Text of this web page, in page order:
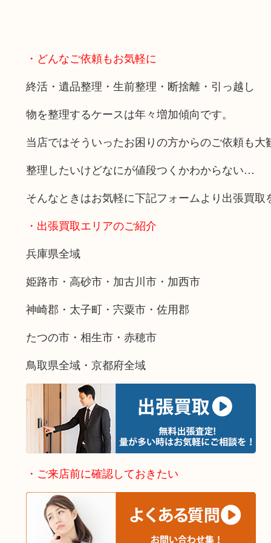
・どんなご依頼もお気軽に
終活・遺品整理・生前整理・断捨離・引っ越し
物を整理するケースは年々増加傾向です。
当店ではそういったお困りの方からのご依頼も大
整理したいけどなにが値段つくかわからない…
そんなときはお気軽に下記フォームより出張買取
・出張買取エリアのご紹介
兵庫県全域
姫路市・高砂市・加古川市・加西市
神崎郡・太子町・宍粟市・佐用郡
たつの市・相生市・赤穂市
鳥取県全域・京都府全域
・ご来店前に確認しておきたい